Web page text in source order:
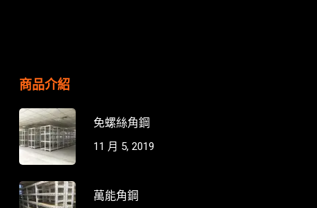
商品介紹
免螺絲角鋼
11 月 5, 2019
萬能角鋼